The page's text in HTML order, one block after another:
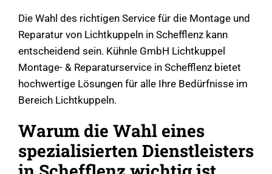
Die Wahl des richtigen Service für die Montage und
Reparatur von Lichtkuppeln in Schefflenz kann
entscheidend sein. Kühnle GmbH Lichtkuppel
Montage- & Reparaturservice in Schefflenz bietet
hochwertige Lösungen für alle Ihre Bedürfnisse im
Bereich Lichtkuppeln.
Warum die Wahl eines
spezialisierten Dienstleisters